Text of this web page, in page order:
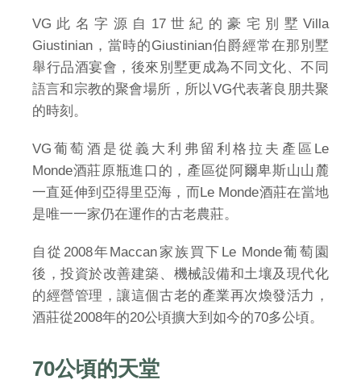
VG此名字源自17世紀的豪宅別墅Villa
Giustinian，當時的Giustinian伯爵經常在那別墅
舉行品酒宴會，後來別墅更成為不同文化、不同
語言和宗教的聚會場所，所以VG代表著良朋共聚
的時刻。
VG葡萄酒是從義大利弗留利格拉夫產區Le
Monde酒莊原瓶進口的，產區從阿爾卑斯山山麓
一直延伸到亞得里亞海，而Le Monde酒莊在當地
是唯一一家仍在運作的古老農莊。
自從2008年Maccan家族買下Le Monde葡萄園
後，投資於改善建築、機械設備和土壤及現代化
的經營管理，讓這個古老的產業再次煥發活力，
酒莊從2008年的20公頃擴大到如今的70多公頃。
70公頃的天堂